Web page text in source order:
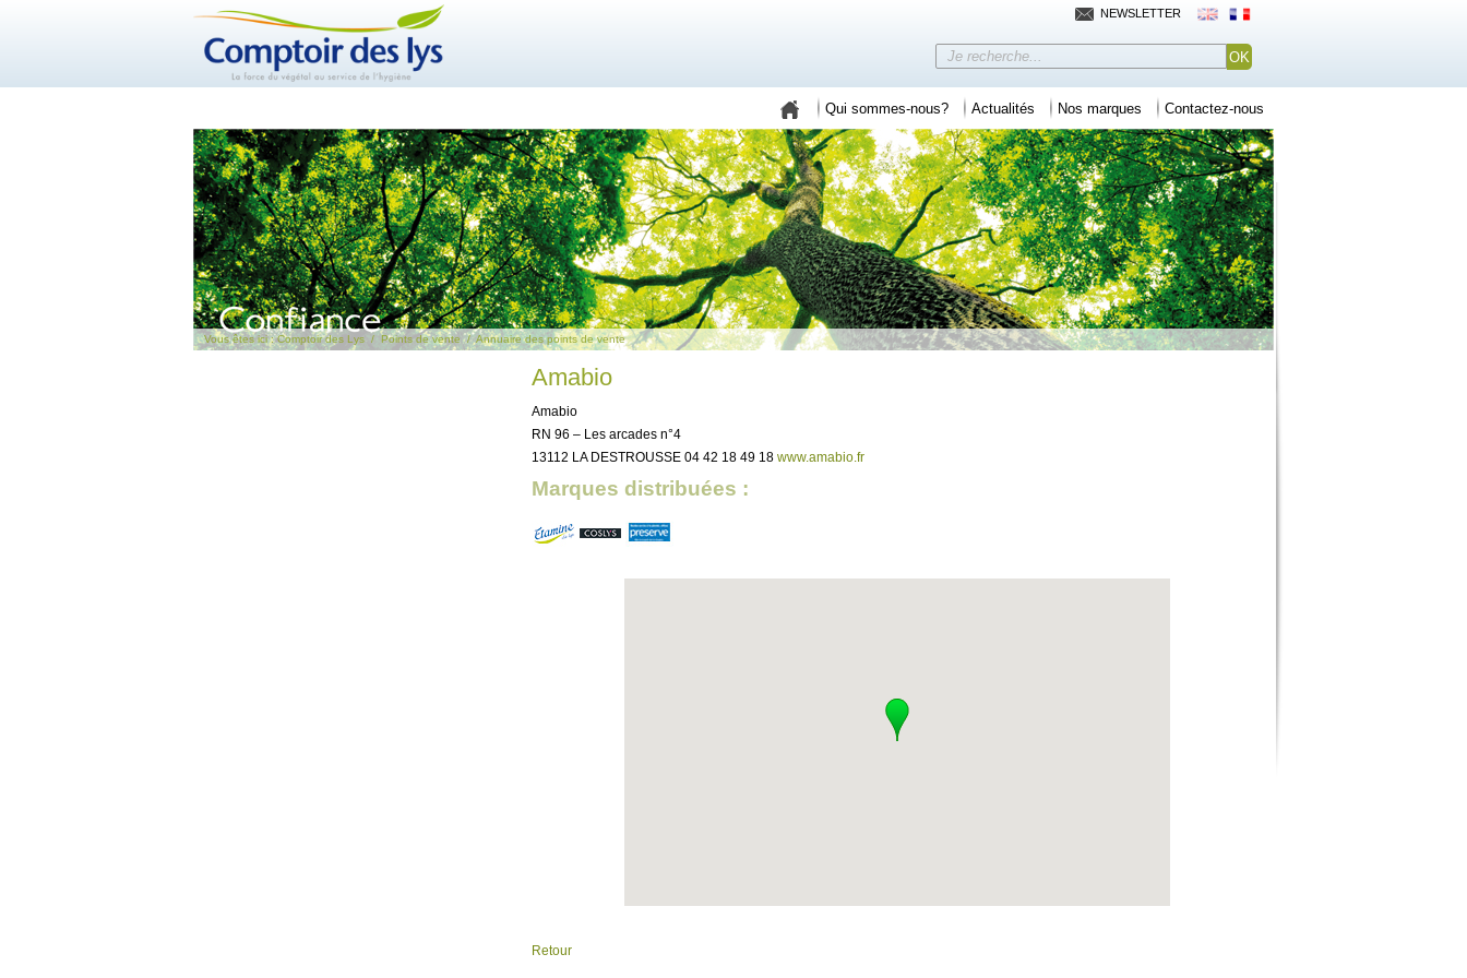
NEWSLETTER
Qui sommes-nous? Actualités Nos marques Contactez-nous
Vous êtes ici : Comptoir des Lys /Points de vente /Annuaire des points de vente
Amabio
Amabio
RN 96 – Les arcades n°4
13112 LA DESTROUSSE 04 42 18 49 18 www.amabio.fr
Marques distribuées :
Retour